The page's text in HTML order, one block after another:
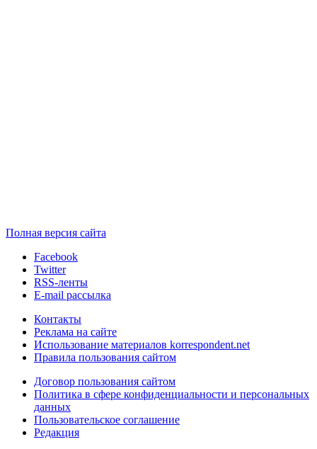
Полная версия сайта
Facebook
Twitter
RSS-ленты
E-mail рассылка
Контакты
Реклама на сайте
Использование материалов korrespondent.net
Правила пользования сайтом
Договор пользования сайтом
Политика в сфере конфиденциальности и персональных
данных
Пользовательское соглашение
Редакция